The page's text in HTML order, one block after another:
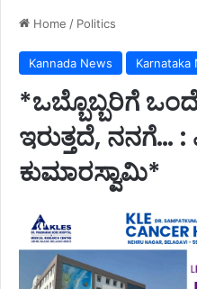
Home / Politics
Kannada News Karnataka
*ಒಬ್ಬೊಬ್ಬರಿಗೆ
ಇರುತ್ತದೆ, ನನಗೆ…
ಕುಮಾರಸ್ವಾಮಿ*